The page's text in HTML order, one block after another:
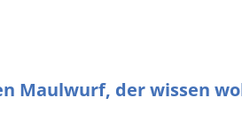
Maulwurf, der wissen